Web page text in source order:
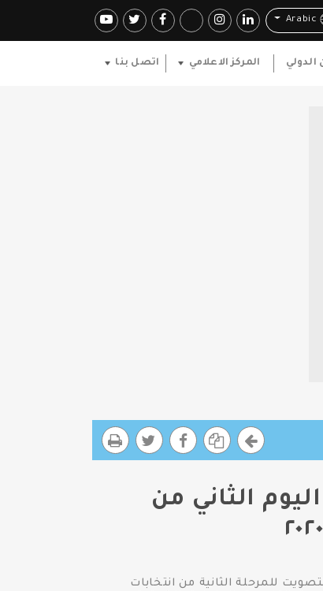
Arabic
الدولي المركز الاعلامي اتصل بنا
الثاني من
للمرحلة الثانية من انتخابات